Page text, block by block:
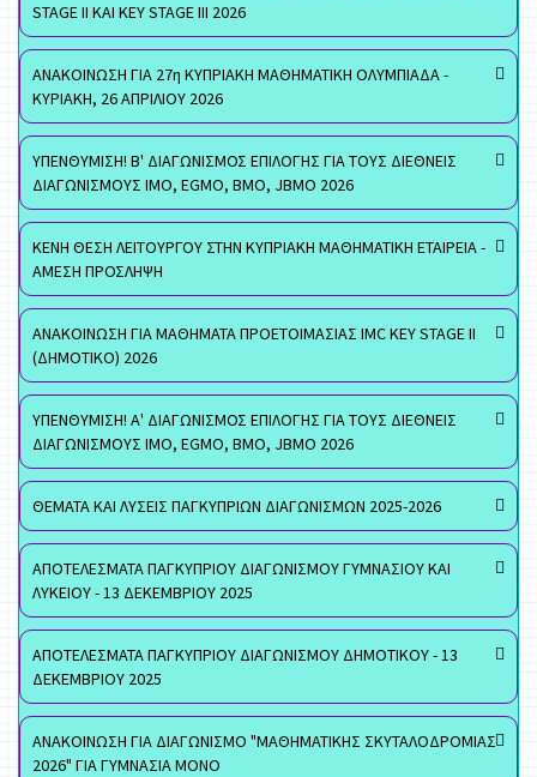
STAGE II ΚΑΙ KEY STAGE III 2026
ΑΝΑΚΟΙΝΩΣΗ ΓΙΑ 27η ΚΥΠΡΙΑΚΗ ΜΑΘΗΜΑΤΙΚΗ ΟΛΥΜΠΙΑΔΑ -
ΚΥΡΙΑΚΗ, 26 ΑΠΡΙΛΙΟΥ 2026
ΥΠΕΝΘΥΜΙΣΗ! Β' ΔΙΑΓΩΝΙΣΜΟΣ ΕΠΙΛΟΓΗΣ ΓΙΑ ΤΟΥΣ ΔΙΕΘΝΕΙΣ
ΔΙΑΓΩΝΙΣΜΟΥΣ ΙΜΟ, EGMO, ΒΜΟ, JBMO 2026
ΚΕΝΗ ΘΕΣΗ ΛΕΙΤΟΥΡΓΟΥ ΣΤΗΝ ΚΥΠΡΙΑΚΗ ΜΑΘΗΜΑΤΙΚΗ ΕΤΑΙΡΕΙΑ -
ΑΜΕΣΗ ΠΡΟΣΛΗΨΗ
ΑΝΑΚΟΙΝΩΣΗ ΓΙΑ ΜΑΘΗΜΑΤΑ ΠΡΟΕΤΟΙΜΑΣΙΑΣ IMC KEY STAGE II
(ΔΗΜΟΤΙΚΟ) 2026
ΥΠΕΝΘΥΜΙΣΗ! Α' ΔΙΑΓΩΝΙΣΜΟΣ ΕΠΙΛΟΓΗΣ ΓΙΑ ΤΟΥΣ ΔΙΕΘΝΕΙΣ
ΔΙΑΓΩΝΙΣΜΟΥΣ ΙΜΟ, EGMO, ΒΜΟ, JBMO 2026
ΘΕΜΑΤΑ ΚΑΙ ΛΥΣΕΙΣ ΠΑΓΚΥΠΡΙΩΝ ΔΙΑΓΩΝΙΣΜΩΝ 2025-2026
ΑΠΟΤΕΛΕΣΜΑΤΑ ΠΑΓΚΥΠΡΙΟΥ ΔΙΑΓΩΝΙΣΜΟΥ ΓΥΜΝΑΣΙΟΥ ΚΑΙ
ΛΥΚΕΙΟΥ - 13 ΔΕΚΕΜΒΡΙΟΥ 2025
ΑΠΟΤΕΛΕΣΜΑΤΑ ΠΑΓΚΥΠΡΙΟΥ ΔΙΑΓΩΝΙΣΜΟΥ ΔΗΜΟΤΙΚΟΥ - 13
ΔΕΚΕΜΒΡΙΟΥ 2025
ΑΝΑΚΟΙΝΩΣΗ ΓΙΑ ΔΙΑΓΩΝΙΣΜΟ "ΜΑΘΗΜΑΤΙΚΗΣ ΣΚΥΤΑΛΟΔΡΟΜΙΑΣ
2026" ΓΙΑ ΓΥΜΝΑΣΙΑ ΜΟΝΟ